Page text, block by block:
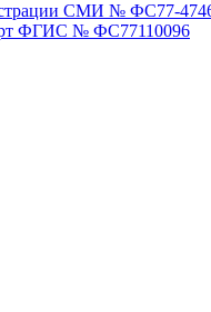
СМИ № ФС77-
ФГИС № ФС77110096